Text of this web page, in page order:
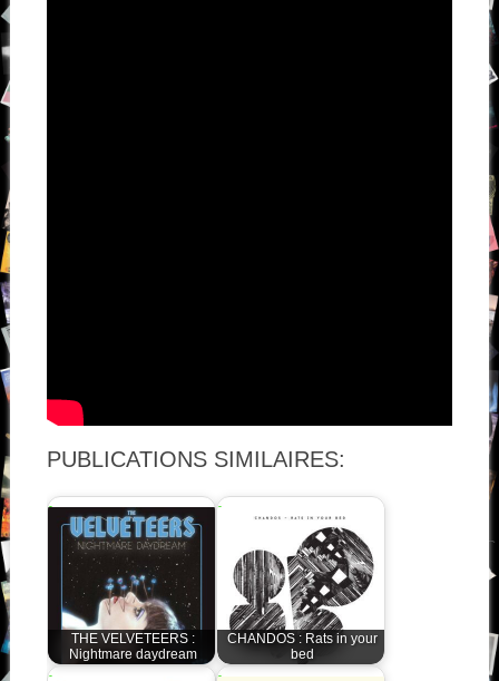
PUBLICATIONS SIMILAIRES:
THE VELVETEERS :
Nightmare daydream
CHANDOS : Rats in your
bed